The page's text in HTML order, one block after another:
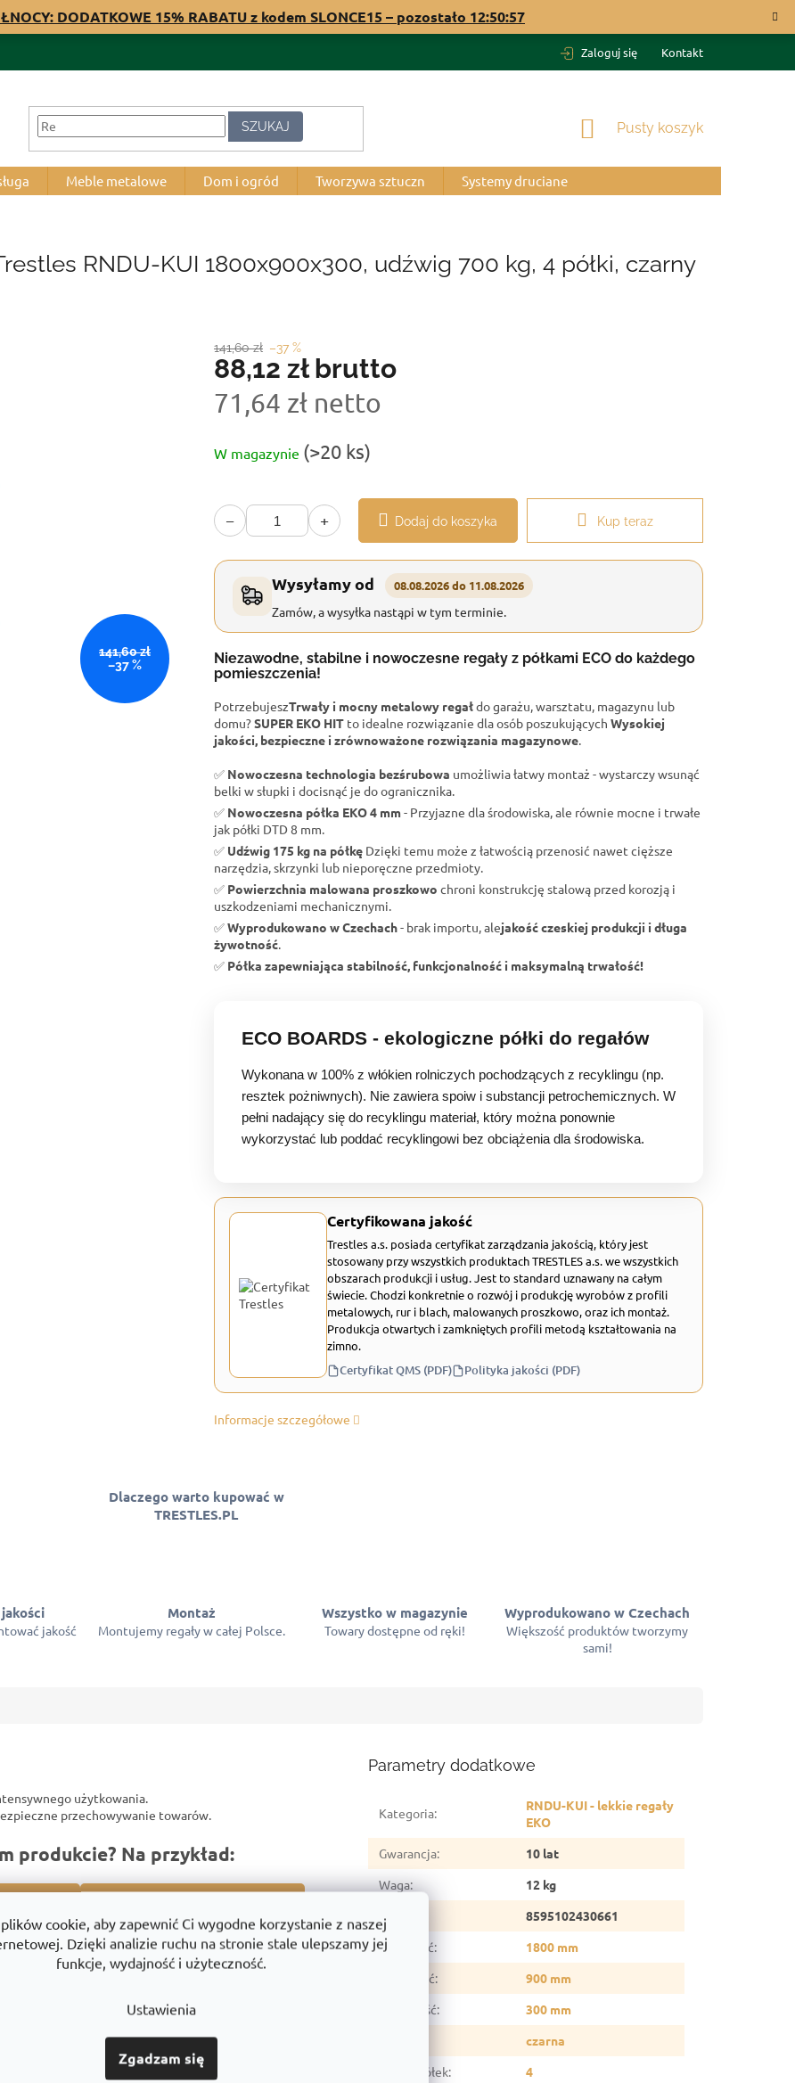
cookie, aby zapewnić Ci wygodne korzystanie z naszej
Dzięki analizie ruchu na stronie stale ulepszamy jej
funkcje, wydajność i użyteczność.
Ustawienia
Zgadzam się
DODATKOWE 15% RABATU z kodem SLONCE15 – pozostało 12:50:56
Zaloguj się Kontakt
SZUKAJ KOSZYK
Pusty koszyk
Meble metalowe Dom i ogród Tworzywa sztuczn Systemy druciane
RNDU-KUI 1800x900x300, udźwig 700 kg, 4 półki, czarny
141,60 zł
–37 %
141,60 zł –37 %
88,12 złbrutto
71,64 zł netto
jednostkowa:
W magazynie (>20 ks)
− + Dodaj do koszyka Kup teraz
Wysyłamy od 08.08.2026 do 11.08.2026
Zamów, a wysyłka nastąpi w tym terminie.
Niezawodne, stabilne i nowoczesne regały z półkami ECO do każdego
pomieszczenia!
PotrzebujeszTrwały i mocny metalowy regałdo garażu, warsztatu, magazynu lub
domu?SUPER EKO HIT to idealne rozwiązanie dla osób poszukujących Wysokiej
jakości, bezpieczne i zrównoważone rozwiązania magazynowe.
✅ Nowoczesna technologia bezśrubowa umożliwia łatwy montaż - wystarczy wsunąć
belki w słupki i docisnąć je do ogranicznika.
✅ Nowoczesna półka EKO 4 mm- Przyjazne dla środowiska, ale równie mocne i trwałe
jak półki DTD 8 mm.
✅ Udźwig 175 kg na półkę Dzięki temu może z łatwością przenosić nawet cięższe
narzędzia, skrzynki lub nieporęczne przedmioty.
✅ Powierzchnia malowana proszkowo chroni konstrukcję stalową przed korozją i
uszkodzeniami mechanicznymi.
✅Wyprodukowano w Czechach- brak importu, alejakość czeskiej produkcji i długa
żywotność.
✅ Półka zapewniająca stabilność, funkcjonalność i maksymalną trwałość!
ECO BOARDS - ekologiczne półki do regałów
Wykonana w 100% z włókien rolniczych pochodzących z recyklingu (np.
resztek pożniwnych). Nie zawiera spoiw i substancji petrochemicznych. W
pełni nadający się do recyklingu materiał, który można ponownie
wykorzystać lub poddać recyklingowi bez obciążenia dla środowiska.
Certyfikowana jakość
Trestles a.s. posiada certyfikat zarządzania jakością, który jest
stosowany przy wszystkich produktach TRESTLES a.s. we wszystkich
obszarach produkcji i usług. Jest to standard uznawany na całym
świecie. Chodzi konkretnie o rozwój i produkcję wyrobów z profili
metalowych, rur i blach, malowanych proszkowo, oraz ich montaż.
Produkcja otwartych i zamkniętych profili metodą kształtowania na
zimno.
Certyfikat QMS (PDF) Polityka jakości (PDF)
Informacje szczegółowe
Dlaczego warto kupować w
TRESTLES.PL
jakość
Montaż
Montujemy regały w całej Polsce.
Wszystko w magazynie
Towary dostępne od ręki!
Wyprodukowano w Czechach
Większość produktów tworzymy
sami!
użytkowania.
przechowywanie towarów.
produkcie? Na przykład:
KUI:
stabilność.
Parametry dodatkowe
Kategoria:
RNDU-KUI - lekkie regały
EKO
Gwarancja:
10 lat
Waga:
12 kg
EAN
8595102430661
Wysokość:
1800 mm
Szerokość:
900 mm
Głębokość:
300 mm
czarna
Liczba półek:
4